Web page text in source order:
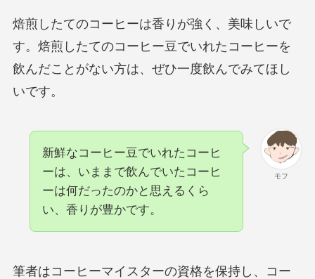
焙煎したてのコーヒーは香りが強く、美味しいで
す。焙煎したてのコーヒー豆でいれたコーヒーを
飲んだことがない方は、ぜひ一度飲んでみてほし
いです。
モフ
新鮮なコーヒー豆でいれたコーヒ
ーは、いままで飲んでいたコーヒ
ーは何だったのかと思えるくら
い、香りが豊かです。
筆者はコーヒーマイスターの資格を保持し、コー